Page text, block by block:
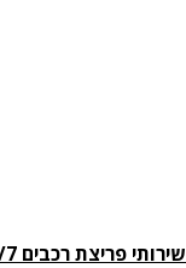
שירותי פריצת רכבים 24/7 בשבילכם!